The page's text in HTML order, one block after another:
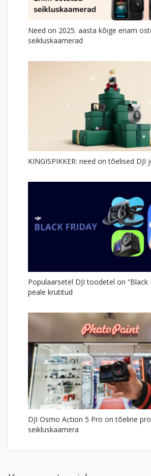
Need on 2025. aasta kõige enam
seikluskaamerad
KINGISPIKKER: need on tõelised DJI
Populaarsetel DJI toodetel on “Black
peale krutitud
DJI Osmo Action 5 Pro on tõeline
seikluskaamera